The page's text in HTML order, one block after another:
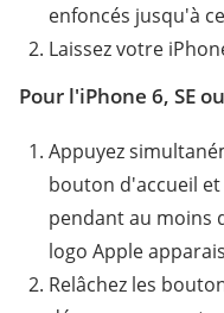
enfoncés jusqu'à
Laissez votre
Pour l'iPhone 6, SE
Appuyez
bouton d'accueil
pendant au moins
logo Apple
Relâchez les